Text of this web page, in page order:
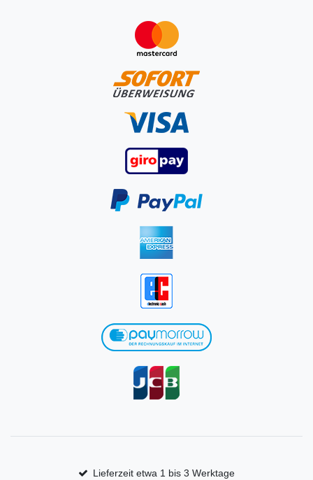
Lieferzeit etwa 1 bis 3 Werktage